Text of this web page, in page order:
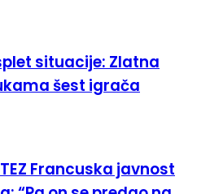
situacije: Zlatna
šest igrača
Francuska javnost